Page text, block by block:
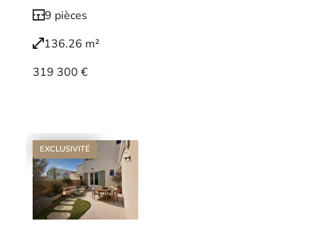
9 pièces
136.26 m²
319 300 €
EXCLUSIVITÉ